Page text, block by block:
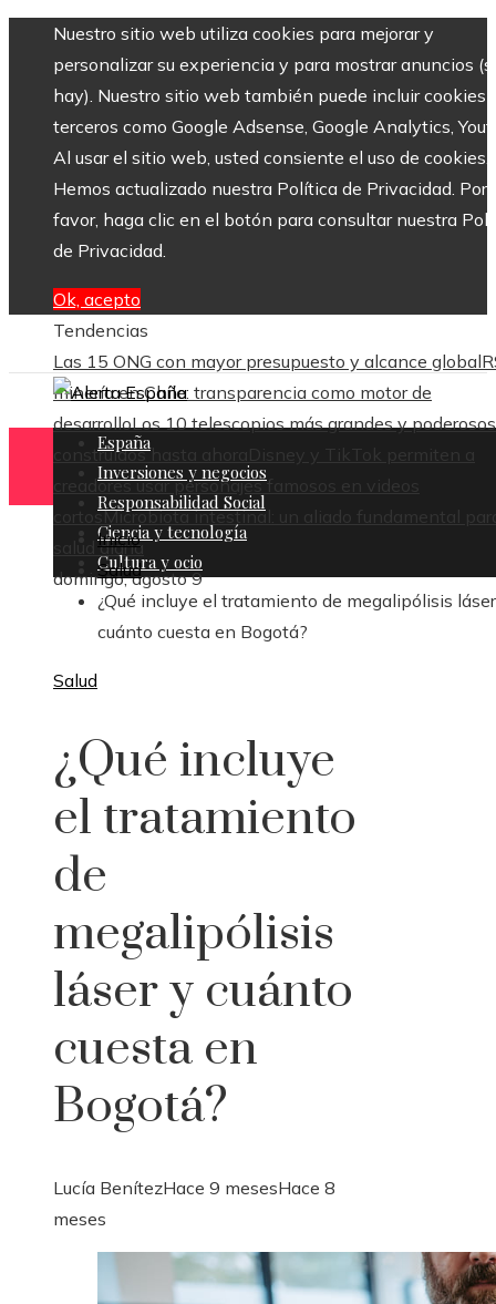
Nuestro sitio web utiliza cookies para mejorar y
personalizar su experiencia y para mostrar anuncios
hay). Nuestro sitio web también puede incluir cookies
terceros como Google Adsense, Google Analytics,
Al usar el sitio web, usted consiente el uso de cookies.
Hemos actualizado nuestra Política de Privacidad. Por
favor, haga clic en el botón para consultar nuestra
de Privacidad.
Ok, acepto
Tendencias
Las 15 ONG con mayor presupuesto y alcance global
minería en Chile: transparencia como motor de
desarrolloLos 10 telescopios más grandes y poderosos
construidos hasta ahora
Disney y TikTok permiten a
creadores usar personajes famosos en videos
cortosMicrobiota intestinal: un aliado fundamental
salud diaria
domingo, agosto 9
España
Inversiones y negocios
Responsabilidad Social
Ciencia y tecnología
Cultura y ocio
Inicio
Salud
¿Qué incluye el tratamiento de megalipólisis
cuánto cuesta en Bogotá?
Salud
¿Qué incluye
el tratamiento
de
megalipólisis
láser y cuánto
cuesta en
Bogotá?
Lucía BenítezHace 9 mesesHace 8
meses